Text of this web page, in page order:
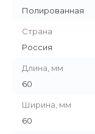
Полированная
Страна
Россия
Длина, мм
60
Ширина, мм
60